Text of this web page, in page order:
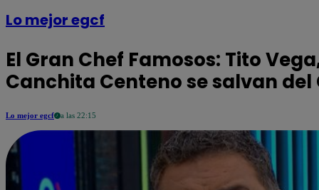
Lo mejor egcf
El Gran Chef Famosos: Tito
Canchita Centeno se salvan
Lo mejor egcf a las 22:15